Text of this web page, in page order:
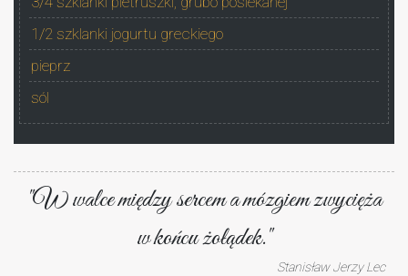
1/2 szklanki jogurtu greckiego
pieprz
sól
"W walce między sercem a mózgiem zwycięża
w końcu żołądek."
Stanisław Jerzy Lec